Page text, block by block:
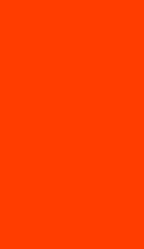
pot
dels
escola pot
saludables
física i
construir